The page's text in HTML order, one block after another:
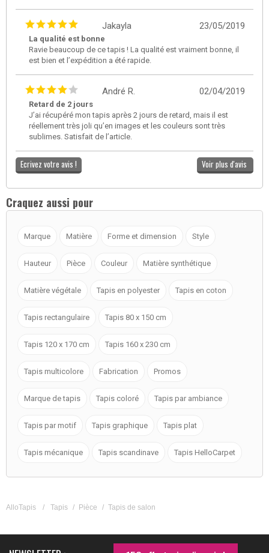
23/05/2019
Jakayla
La qualité est bonne
Ravie beaucoup de ce tapis ! La qualité est vraiment bonne, il
est bien et l’expédition a été rapide.
02/04/2019
André R.
Retard de 2 jours
J’ai récupéré mon tapis après 2 jours de retard, mais il est
réellement très joli qu’en images et les couleurs sont très
sublimes. Satisfait de l’article.
Ecrivez votre avis ! Voir plus d'avis
Craquez aussi pour
Marque Matière Forme et dimension Style
Hauteur Pièce Couleur Matière synthétique
Matière végétale Tapis en polyester Tapis en coton
Tapis rectangulaire Tapis 80 x 150 cm
Tapis 120 x 170 cm Tapis 160 x 230 cm
Tapis multicolore Fabrication Promos
Marque de tapis Tapis coloré Tapis par ambiance
Tapis par motif Tapis graphique Tapis plat
Tapis mécanique Tapis scandinave Tapis HelloCarpet
AlloTapis / Tapis / Pièce / Tapis de salon